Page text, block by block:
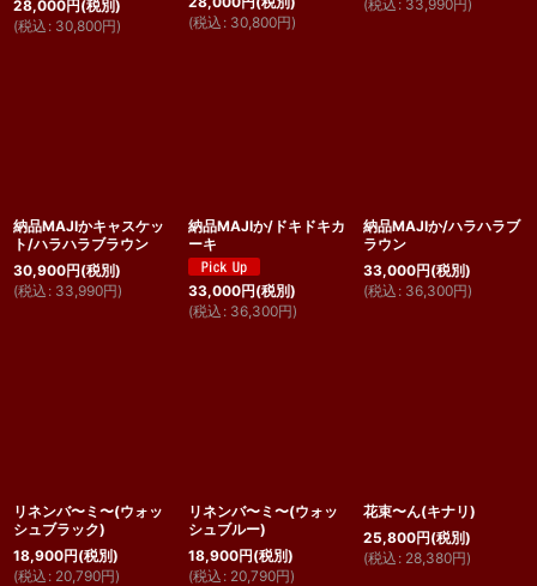
28,000円(税別)
(税込 : 30,800円)
(税込 : 30,800円)
(税込 : 33,990円)
納品MAJIかキャスケッ
ト/ハラハラブラウン
30,900円(税別)
(税込 : 33,990円)
納品MAJIか/ドキドキカ
ーキ
33,000円(税別)
(税込 : 36,300円)
納品MAJIか/ハラハラブ
ラウン
33,000円(税別)
(税込 : 36,300円)
リネンバ〜ミ〜(ウォッ
シュブラック)
18,900円(税別)
(税込 : 20,790円)
リネンバ〜ミ〜(ウォッ
シュブルー)
18,900円(税別)
(税込 : 20,790円)
花束〜ん(キナリ)
25,800円(税別)
(税込 : 28,380円)